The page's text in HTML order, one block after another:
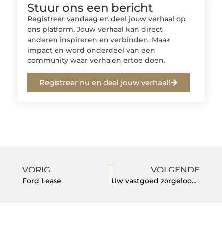
Stuur ons een bericht
Registreer vandaag en deel jouw verhaal op
ons platform. Jouw verhaal kan direct
anderen inspireren en verbinden. Maak
impact en word onderdeel van een
community waar verhalen ertoe doen.
Registreer nu en deel jouw verhaal!
VORIG
Ford Lease
VOLGENDE
Uw vastgoed zorgeloos beheren met vastgoedsoftware